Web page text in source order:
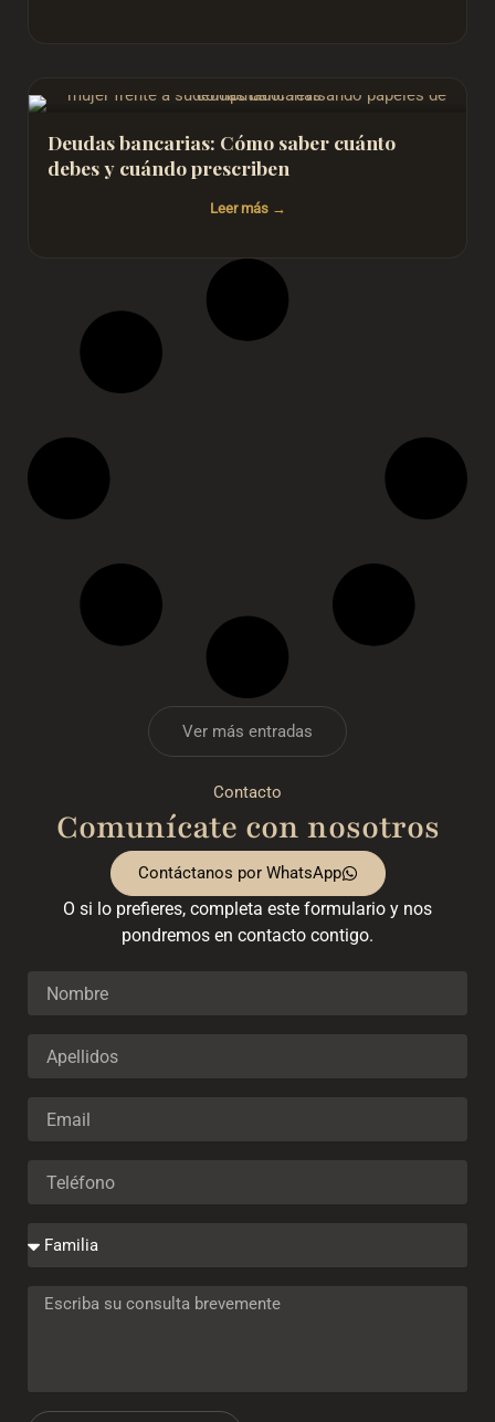
Deudas bancarias: Cómo saber cuánto
debes y cuándo prescriben
Leer más
Ver más entradas
Contacto
Comunícate con nosotros
Contáctanos por WhatsApp
O si lo prefieres, completa este formulario y nos
pondremos en contacto contigo.